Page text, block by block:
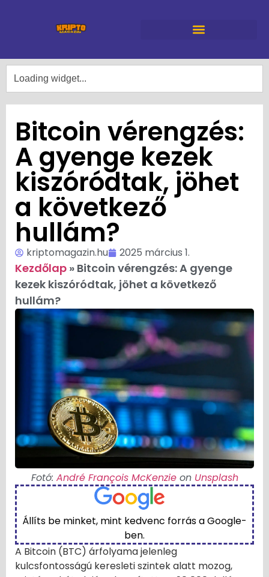
Bitcoin vérengzés:
A gyenge kezek
kiszóródtak, jöhet
a következő
hullám?
kriptomagazin.hu 2025 március 1.
Kezdőlap » Bitcoin vérengzés: A gyenge
kezek kiszóródtak, jöhet a következő
hullám?
Fotó: André François McKenzieon Unsplash
Állíts be minket, mint kedvenc forrás a Google-
ben.
A Bitcoin (BTC) árfolyama jelenleg
kulcsfontosságú keresleti szintek alatt mozog,